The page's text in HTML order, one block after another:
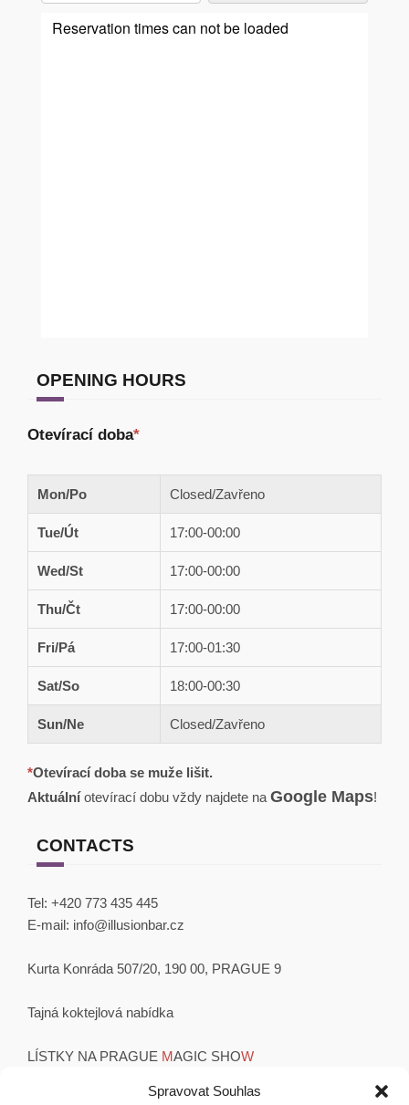
Spravovat Souhlas
OPENING HOURS
Otevírací doba*
Mon/Po Closed/Zavřeno
Tue/Út 17:00-00:00
Wed/St 17:00-00:00
Thu/Čt 17:00-00:00
Fri/Pá 17:00-01:30
Sat/So 18:00-00:30
Sun/Ne Closed/Zavřeno
*Otevírací doba se muže lišit.
Aktuálníotevírací dobu vždy najdete na Google Maps!
CONTACTS
Tel: +420 773 435 445
E-mail: info@illusionbar.cz
Kurta Konráda 507/20, 190 00, PRAGUE 9
Tajná koktejlová nabídka
LÍSTKY NA PRAGUE MAGIC SHOW